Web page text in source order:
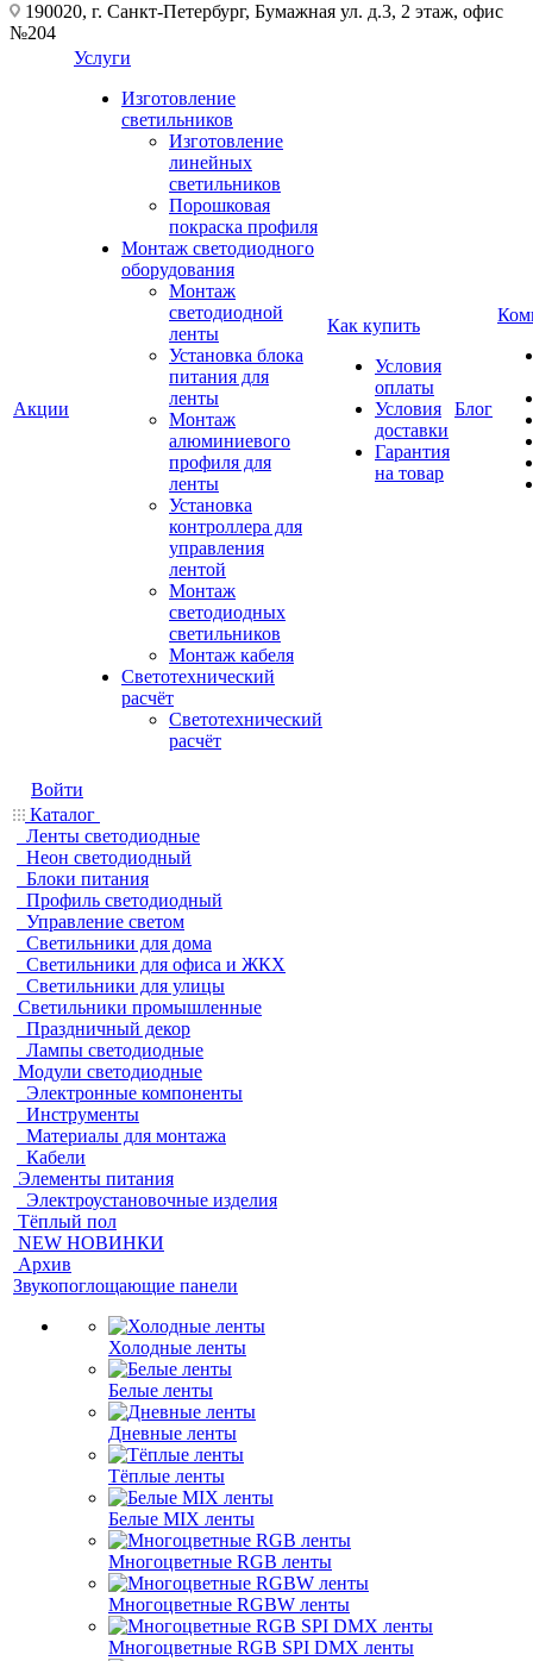
190020, г. Санкт-Петербург, Бумажная ул. д.3, 2 этаж, офис
№204
Акции
Услуги
Изготовление
светильников
Изготовление
линейных
светильников
Порошковая
покраска профиля
Монтаж светодиодного
оборудования
Монтаж
светодиодной
ленты
Установка блока
питания для
ленты
Монтаж
алюминиевого
профиля для
ленты
Установка
контроллера для
управления
лентой
Монтаж
светодиодных
светильников
Монтаж кабеля
Светотехнический
расчёт
Светотехнический
расчёт
Как купить
Условия
оплаты
Условия
доставки
Гарантия
на товар
Блог
Войти
Каталог
Ленты светодиодные
Неон светодиодный
Блоки питания
Профиль светодиодный
Управление светом
Светильники для дома
Светильники для офиса и ЖКХ
Светильники для улицы
Светильники промышленные
Праздничный декор
Лампы светодиодные
Модули светодиодные
Электронные компоненты
Инструменты
Материалы для монтажа
Кабели
Элементы питания
Электроустановочные изделия
Тёплый пол
NEW НОВИНКИ
Архив
Звукопоглощающие панели
Холодные ленты
Белые ленты
Дневные ленты
Тёплые ленты
Белые MIX ленты
Многоцветные RGB ленты
Многоцветные RGBW ленты
Многоцветные RGB SPI DMX ленты